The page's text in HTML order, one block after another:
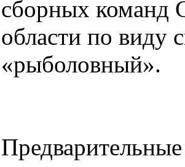
сборных команд
области по виду
«рыболовный».